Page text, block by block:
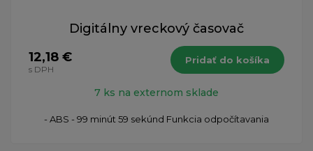
Digitálny vreckový časovač
12,18 €
s DPH
Pridať do košíka
7 ks na externom sklade
- ABS - 99 minút 59 sekúnd Funkcia odpočítavania